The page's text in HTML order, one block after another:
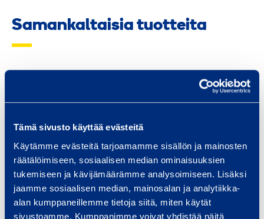
Tämä sivusto käyttää evästeitä
Käytämme evästeitä tarjoamamme sisällön ja mainosten
räätälöimiseen, sosiaalisen median ominaisuuksien
tukemiseen ja kävijämäärämme analysoimiseen. Lisäksi
jaamme sosiaalisen median, mainosalan ja analytiikka-
alan kumppaneillemme tietoja siitä, miten käytät
sivustoamme. Kumppanimme voivat yhdistää näitä
Samankaltaisia tuotteita
i
-
G
u
a
r
Mini-Guard alku/loppu